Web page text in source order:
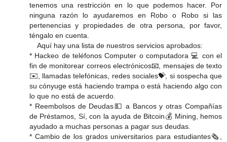
tenemos una restricción en lo que podemos hacer. Por
ninguna razón lo ayudaremos en Robo o Robo si las
pertenencias y propiedades de otra persona, por favor,
téngalo en cuenta.
Aquí hay una lista de nuestros servicios aprobados:
* Hackeo de teléfonos Computer o computadora 💻 con el
fin de monitorear correos electrónicos📧, mensajes de texto
✉️, llamadas telefónicas, redes sociales💝, si sospecha que
su cónyuge está haciendo trampa o está haciendo algo con
lo que no está de acuerdo.
* Reembolsos de Deudas💵 a Bancos y otras Compañías
de Préstamos, Sí, con la ayuda de Bitcoin💰 Mining, hemos
ayudado a muchas personas a pagar sus deudas.
* Cambio de los grados universitarios para estudiantes🗞,